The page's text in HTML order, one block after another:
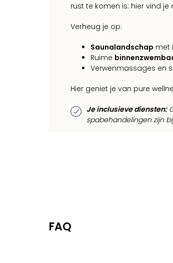
rust te komen is: hier vind
Verheug je op:
Saunalandschap met
Ruime
Verwenmassages en
Hier geniet je van pure
Je inclusieve diensten:
spabehandelingen zijn
FAQ